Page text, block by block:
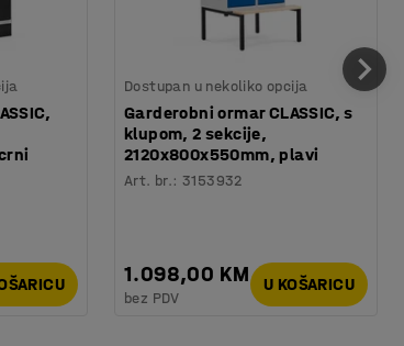
Dostupan u nekoliko opcija
Garderobni ormar CLASSIC, s
klupom, 2 sekcije,
2120x800x550mm, plavi
Art. br.:3153932
1.098,00 KM
bez PDV
U KOŠARICU